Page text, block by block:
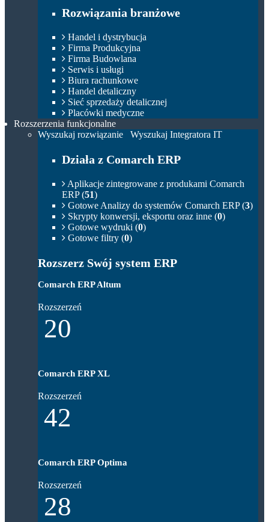
Rozwiązania branżowe
Handel i dystrybucja
Firma Produkcyjna
Firma Budowlana
Serwis i usługi
Biura rachunkowe
Handel detaliczny
Sieć sprzedaży detalicznej
Placówki medyczne
Rozszerzenia funkcjonalne
Wyszukaj rozwiązanie
Wyszukaj Integratora IT
Działa z Comarch ERP
Aplikacje zintegrowane z produkami Comarch
ERP (51)
Gotowe Analizy do systemów Comarch ERP (3)
Skrypty konwersji, eksportu oraz inne (0)
Gotowe wydruki (0)
Gotowe filtry (0)
Rozszerz Swój system ERP
Comarch ERP Altum
Rozszerzeń
20
Comarch ERP XL
Rozszerzeń
42
Comarch ERP Optima
Rozszerzeń
28